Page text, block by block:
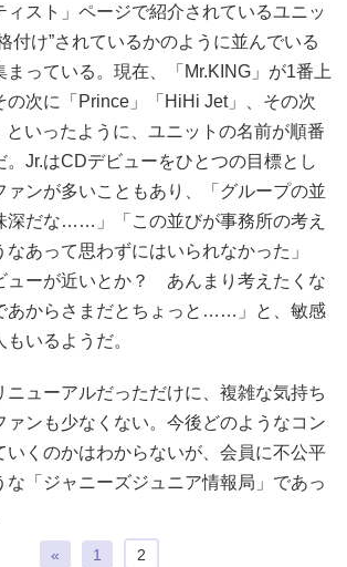
スト」ページで紹介されているユニッ
付け”されているかのように並んでいる
まっている。現在、「Mr.KING」が1番上
の次に「Prince」「HiHi Jet」、その次
といったように、ユニットの名前が順番
。Jr.はCDデビューをひとつの目標とし
ァンが多いこともあり、「グループの並
深だな……」「この並びが事務所の考え
なあって思わずにはいられなかった」
ューが近いとか？ あんまり考えたくな
あからさまだとちょっと……」と、敏感
いるようだ。
ューアルだっただけに、複雑な気持ち
ァンも少なくない。今後どのようなコン
いくのかはわからないが、会員に不公平
な「ジャニーズジュニア情報局」であっ
« 1 2